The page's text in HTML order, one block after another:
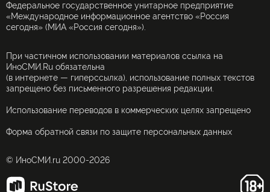
Федеральное государственное унитарное предприятие
«Международное информационное агентство «Россия
сегодня» (МИА «Россия сегодня»).
При частичном использовании материалов ссылка на
ИноСМИ.Ru обязательна
(в интернете — гиперссылка), использование полных текстов
запрещено без письменного разрешения редакции.
Использование переводов в коммерческих целях запрещено
Форма обратной связи по защите персональных данных
© ИноСМИ.ru 2000-2026